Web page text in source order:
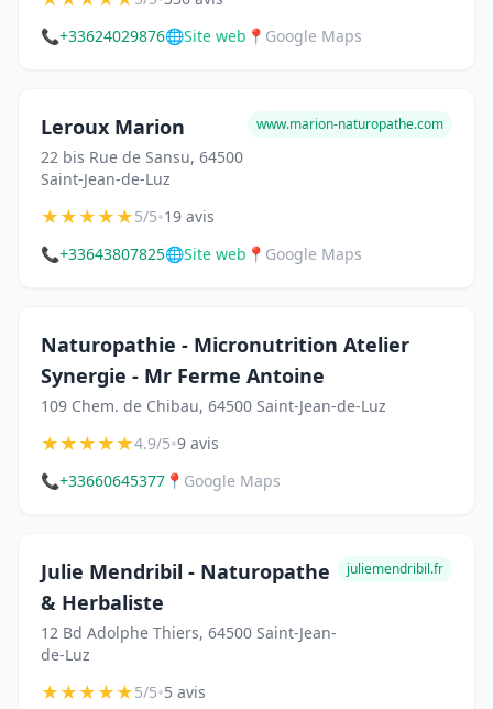
📞+33624029876🌐Site web 📍 Google Maps
Leroux Marion
22 bis Rue de Sansu, 64500
Saint-Jean-de-Luz
www.marion-naturopathe.com
★★★★★5/5•19 avis
📞+33643807825🌐Site web 📍 Google Maps
Naturopathie - Micronutrition Atelier
Synergie - Mr Ferme Antoine
109 Chem. de Chibau, 64500 Saint-Jean-de-Luz
★★★★★4.9/5•9 avis
📞+33660645377 📍 Google Maps
Julie Mendribil - Naturopathe
& Herbaliste
12 Bd Adolphe Thiers, 64500 Saint-Jean-
de-Luz
juliemendribil.fr
★★★★★5/5•5 avis